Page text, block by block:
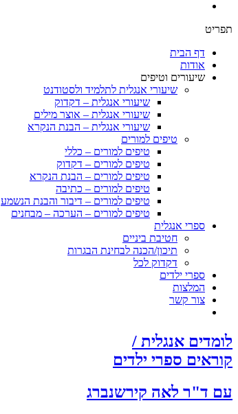
תפריט
דף הבית
אודות
שיעורים וטיפים
שיעורי אנגלית לתלמיד ולסטודנט
שיעורי אנגלית – דקדוק
שיעורי אנגלית – אוצר מילים
שיעורי אנגלית – הבנת הנקרא
טיפים למורים
טיפים למורים – כללי
טיפים למורים – דקדוק
טיפים למורים – הבנת הנקרא
טיפים למורים – כתיבה
טיפים למורים – דיבור והבנת הנשמע
טיפים למורים – הערכה – מבחנים
ספרי אנגלית
חטיבת ביניים
תיכון/הכנה לבחינת הבגרות
דקדוק לכל
ספרי ילדים
המלצות
צור קשר
לומדים אנגלית /
קוראים ספרי ילדים
עם ד"ר לאה קירשנברג